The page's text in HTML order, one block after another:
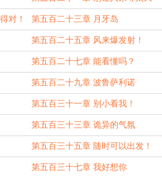
对！ 第五百二十三章 月牙岛
第五百二十五章 风来爆发射！
第五百二十七章 能看懂吗？
第五百二十九章 波鲁萨利诺
第五百三十一章 别小看我！
第五百三十三章 诡异的气氛
第五百三十五章 随时可以出发！
第五百三十七章 我好想你